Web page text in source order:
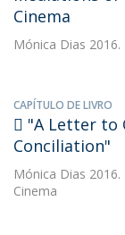
Cinema
Mónica Dias
CAPÍTULO DE LIVRO
 "A Letter to
Conciliation"
Mónica Dias
Cinema